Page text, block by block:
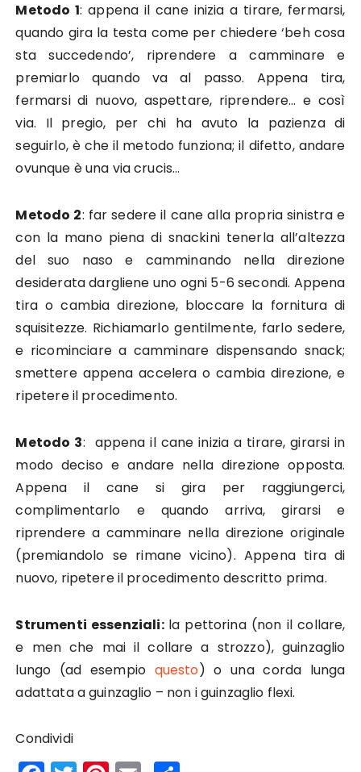
Metodo 1: appena il cane inizia a tirare, fermarsi,
quando gira la testa come per chiedere ‘beh cosa
sta succedendo’, riprendere a camminare e
premiarlo quando va al passo. Appena tira,
fermarsi di nuovo, aspettare, riprendere… e così
via. Il pregio, per chi ha avuto la pazienza di
seguirlo, è che il metodo funziona; il difetto, andare
ovunque è una via crucis…
Metodo 2: far sedere il cane alla propria sinistra e
con la mano piena di snackini tenerla all’altezza
del suo naso e camminando nella direzione
desiderata dargliene uno ogni 5-6 secondi. Appena
tira o cambia direzione, bloccare la fornitura di
squisitezze. Richiamarlo gentilmente, farlo sedere,
e ricominciare a camminare dispensando snack;
smettere appena accelera o cambia direzione, e
ripetere il procedimento.
Metodo 3: appena il cane inizia a tirare, girarsi in
modo deciso e andare nella direzione opposta.
Appena il cane si gira per raggiungerci,
complimentarlo e quando arriva, girarsi e
riprendere a camminare nella direzione originale
(premiandolo se rimane vicino). Appena tira di
nuovo, ripetere il procedimento descritto prima.
Strumenti essenziali: la pettorina (non il collare,
e men che mai il collare a strozzo), guinzaglio
lungo (ad esempio questo) o una corda lunga
adattata a guinzaglio – non i guinzaglio flexi.
Condividi